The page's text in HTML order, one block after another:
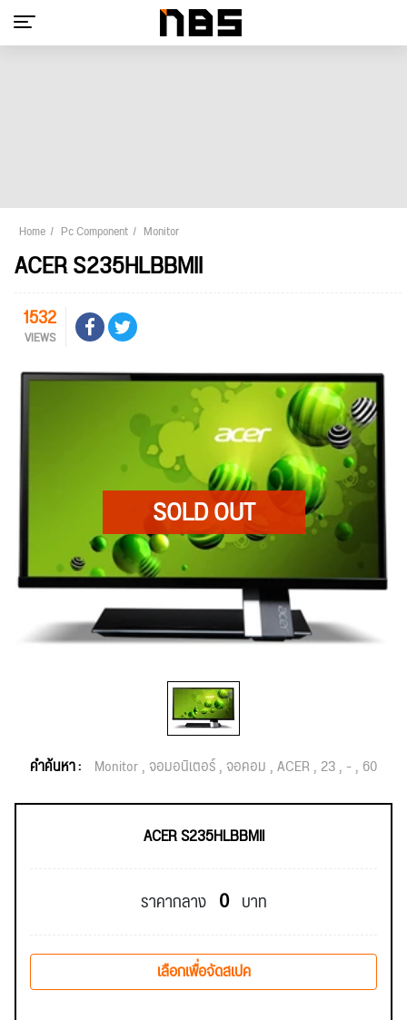
Home Pc Component Monitor
ACER S235HLBBMII
1532
VIEWS
คำค้นหา : Monitor จอมอนิเตอร์ จอคอม ACER 23 - 60
ACER S235HLBBMII
ราคากลาง 0 บาท
เลือกเพื่อจัดสเปค